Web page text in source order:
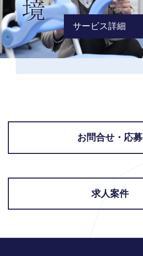
サービス詳細
お問合せ・応募
求人案件